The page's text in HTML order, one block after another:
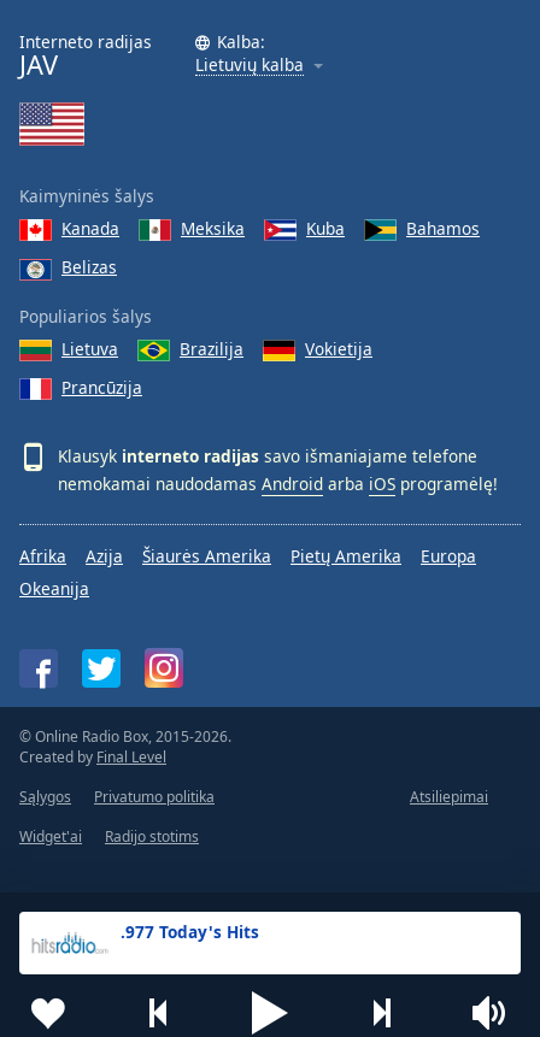
.977 Today's Hits
Interneto radijas
JAV
Kalba:
Lietuvių kalba
Kaimyninės šalys
Kanada
Meksika Kuba
Bahamos
Belizas
Populiarios šalys
Lietuva
Brazilija
Vokietija
Prancūzija
Klausyk interneto radijas savo išmaniajame telefone
nemokamai naudodamas Android arba iOS programėlę!
Afrika Azija Šiaurės Amerika Pietų Amerika
Europa
Okeanija
© Online Radio Box, 2015-2026.
Created by Final Level
Sąlygos
Privatumo politika
Atsiliepimai
Widget'ai
Radijo stotims